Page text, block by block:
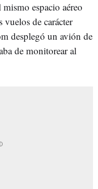
espacio aéreo
vuelos de carácter
desplegó un avión de
de monitorear al